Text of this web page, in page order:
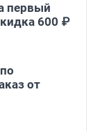
первый
600 ₽
от